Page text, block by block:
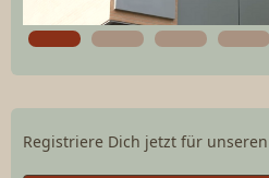
Registriere Dich jetzt für